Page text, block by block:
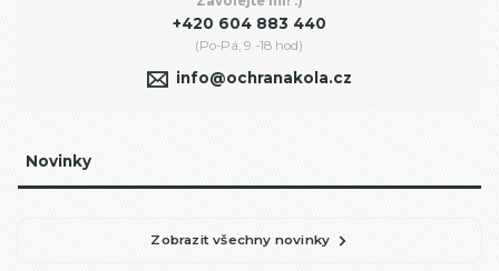
+420 604 883 440
(Po-Pá, 9 -18 hod)
info@ochranakola.cz
Novinky
Zobrazit všechny novinky